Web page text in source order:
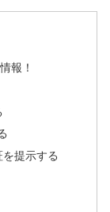
報！
提示する